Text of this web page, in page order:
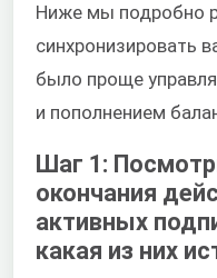
Ниже мы подробно
синхронизировать
было проще
и пополнением
Шаг 1:
окончания
активных
какая из них